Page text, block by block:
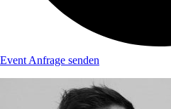
Event Anfrage senden